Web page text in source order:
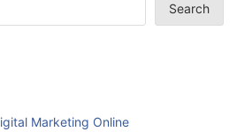
Search
Marketing Online